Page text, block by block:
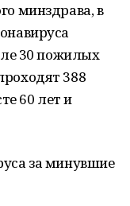
минздрава, в
30 пожилых
388
60 лет и
за минувшие